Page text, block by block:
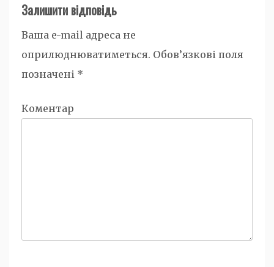
Залишити відповідь
Ваша e-mail адреса не
оприлюднюватиметься. Обов’язкові поля
позначені *
Коментар